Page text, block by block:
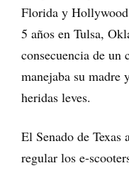
Florida y
5 años en Tulsa,
consecuencia de un
manejaba su
heridas leves.
El Senado de Texas
regular los e-